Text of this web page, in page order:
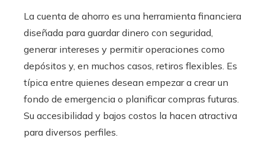
La cuenta de ahorro es una herramienta financiera
diseñada para guardar dinero con seguridad,
generar intereses y permitir operaciones como
depósitos y, en muchos casos, retiros flexibles. Es
típica entre quienes desean empezar a crear un
fondo de emergencia o planificar compras futuras.
Su accesibilidad y bajos costos la hacen atractiva
para diversos perfiles.